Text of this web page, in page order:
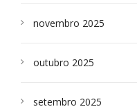
novembro 2025
outubro 2025
setembro 2025